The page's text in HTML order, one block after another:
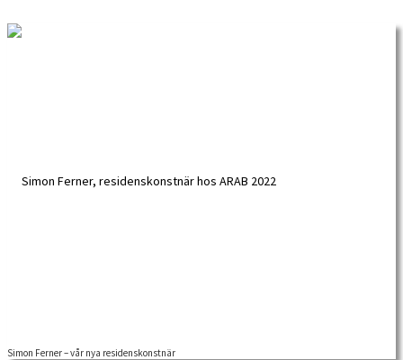
Simon Ferner – vår nya residenskonstnär